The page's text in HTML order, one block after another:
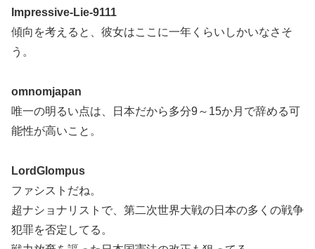
Impressive-Lie-9111
傾向を考えると、彼女はここに一年くらいしかいなさそ
う。
omnomjapan
唯一の明るい点は、日本だから多分9～15か月で辞める可
能性が高いこと。
LordGlompus
ファシストだね。
超ナショナリストで、第二次世界大戦の日本の多くの戦争
犯罪を否定してる。